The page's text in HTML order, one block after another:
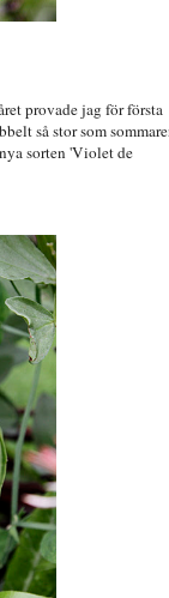
provade jag för första
så stor som
sorten 'Violet de